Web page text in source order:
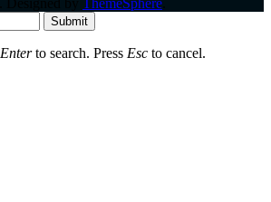
Submit
Enterto search. Press Esc to cancel.